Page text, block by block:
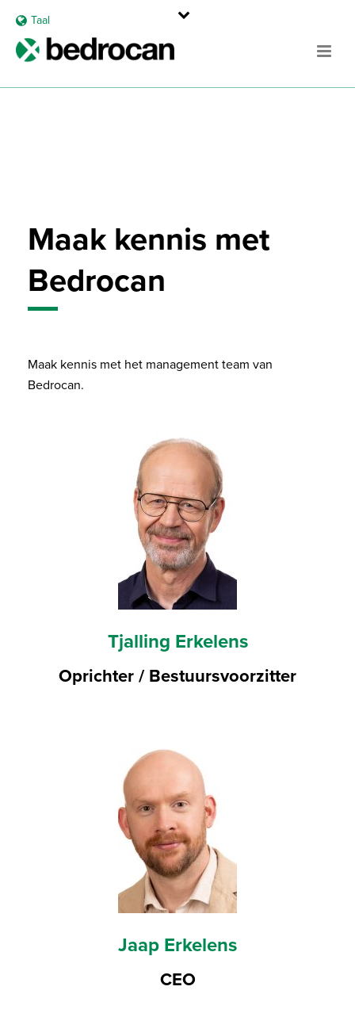
Taal
Maak kennis met
Bedrocan
Maak kennis met het management team van
Bedrocan.
Tjalling Erkelens
Oprichter / Bestuursvoorzitter
Jaap Erkelens
CEO